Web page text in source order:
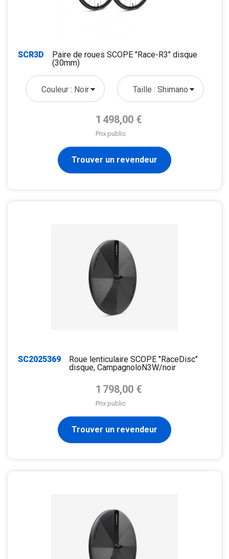
SCR3D
Paire de roues SCOPE "Race-R3" disque
(30mm)
Prix de base
1 498,00 €
Prix public
Trouver un revendeur
SC2025369
Roue lenticulaire SCOPE "RaceDisc"
disque, CampagnoloN3W/noir
Prix de base
1 798,00 €
Prix public
Trouver un revendeur